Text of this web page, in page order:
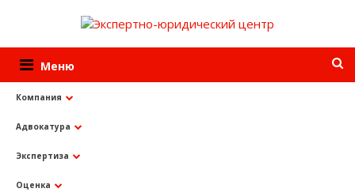
Меню
Компания
Адвокатура
Экспертиза
Оценка
Информация
Акции